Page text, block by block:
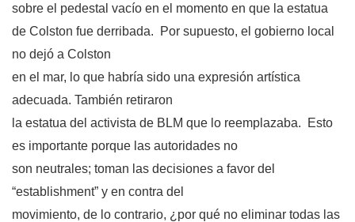
sobre el pedestal vacío en el momento en que la estatua
de Colston fue derribada.
Por supuesto, el gobierno local
no dejó a Colston
en el mar, lo que habría sido una expresión artística
adecuada. También retiraron
la estatua del activista de BLM que lo reemplazaba.
Esto
es importante porque las autoridades no
son neutrales; toman las decisiones a favor del
“establishment” y en contra del
movimiento, de lo contrario, ¿por qué no eliminar todas las